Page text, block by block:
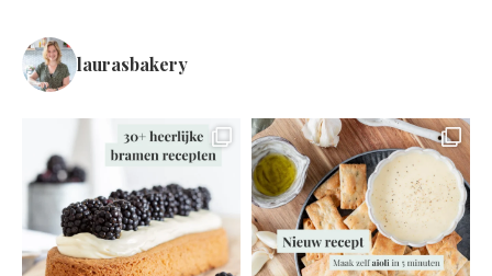
laurasbakery